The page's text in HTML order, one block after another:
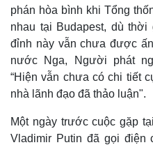
Quan sát
Cuộc sống đó đây
Hồ sơ
phán hòa bình khi Tổng
nhau tại Budapest, dù
đỉnh này vẫn chưa được
nước Nga, Người phát
“Hiện vẫn chưa có chi tiết
nhà lãnh đạo đã thảo luận".
Một ngày trước cuộc gặp
Vladimir Putin đã gọi điện